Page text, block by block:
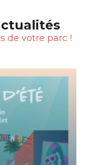
de votre parc !